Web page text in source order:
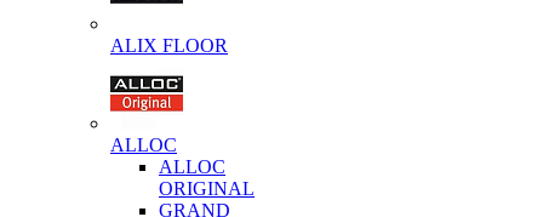
ALIX FLOOR
ALLOC
ALLOC
ORIGINAL
GRAND